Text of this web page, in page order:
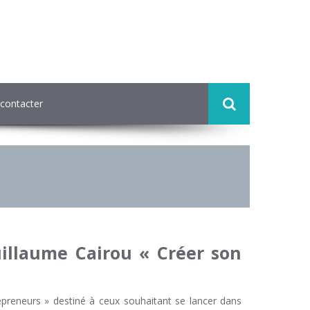
Cairou « Créer son
» destiné à ceux souhaitant se lancer dans